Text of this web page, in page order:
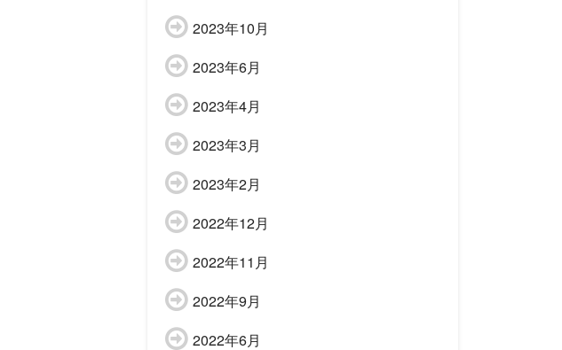
2023年10月
2023年6月
2023年4月
2023年3月
2023年2月
2022年12月
2022年11月
2022年9月
2022年6月